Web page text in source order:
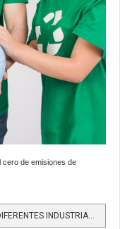
cero de emisiones de